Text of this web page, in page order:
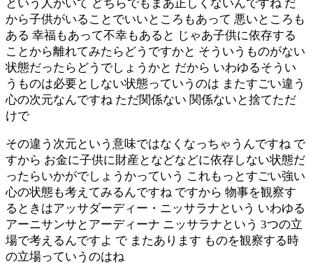
という人がいて どちらでもまあ正しくないんですね だ
から子供がいることでいいところもあって 悪いところも
ある 幸福もあって不幸もあると じゃあ子供に依存する
ことから離れてみたらどうですかと そういうものがない
状態だったらどうでしょうかと だから いわゆるそうい
うものは必要としない状態っていうのは またすごい違う
心の次元なんですね ただ関係ない 関係ないと捨てただ
けで
その違う次元という意味ではなくなっちゃうんですね で
すから お金に子供に財産となどなどに依存しない状態だ
ったらいかがでしょうかっていう これもっとすごい強い
心の状態も考えてみるんですね ですから 物事を観察す
るときはアッサダーディー・ニッサラナという いわゆる
アーニサンサとアーディーナ ニッサラナという 3つの立
場で考えるんですよ で またあります ものを観察する時
の立場っていうのはね